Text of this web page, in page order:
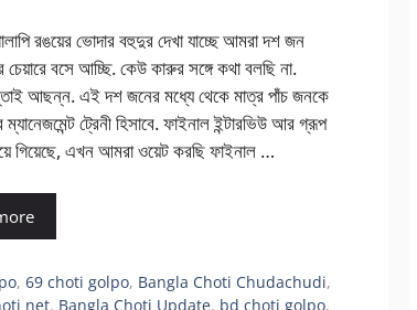
রঙয়ের ভোদার বহুদুর দেখা যাচ্ছে আমরা দশ জন
চেয়ারে বসে আচ্ছি. কেউ কারুর সঙ্গে কথা বলছি না.
আছন্ন. এই দশ জনের মধ্যে থেকে মাত্র পাঁচ জনকে
ম্যানেজমেন্ট ট্রেনী হিসাবে. ফাইনাল ইন্টারভিউ আর গ্রূপ
গিয়েছে, এখন আমরা ওয়েট করছি ফাইনাল …
,69 choti golpo, Bangla Choti Chudachudi,
net, Bangla Choti Update, bd choti golpo,